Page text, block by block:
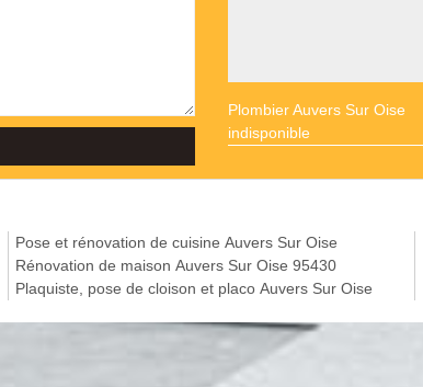
Plombier Auvers Sur Oise
indisponible
Pose et rénovation de cuisine Auvers Sur Oise
Rénovation de maison Auvers Sur Oise 95430
Plaquiste, pose de cloison et placo Auvers Sur Oise